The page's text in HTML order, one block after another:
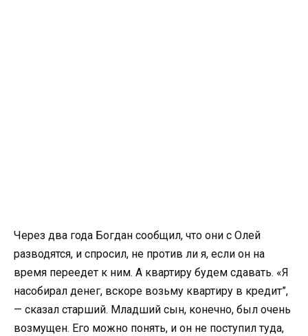
Через два года Богдан сообщил, что они с Олей
разводятся, и спросил, не против ли я, если он на
время переедет к ним. А квартиру будем сдавать. «Я
насобирал денег, вскоре возьму квартиру в кредит”,
— сказал старший. Младший сын, конечно, был очень
возмущен. Его можно понять, и он не поступил туда,